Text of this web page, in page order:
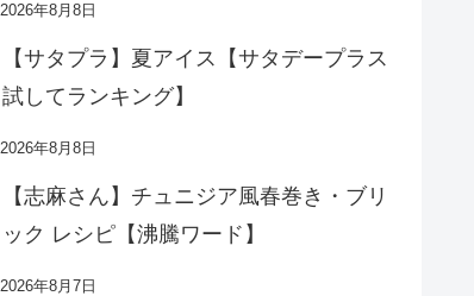
2026年8月8日
【サタプラ】夏アイス【サタデープラス
試してランキング】
2026年8月8日
【志麻さん】チュニジア風春巻き・ブリ
ック レシピ【沸騰ワード】
2026年8月7日